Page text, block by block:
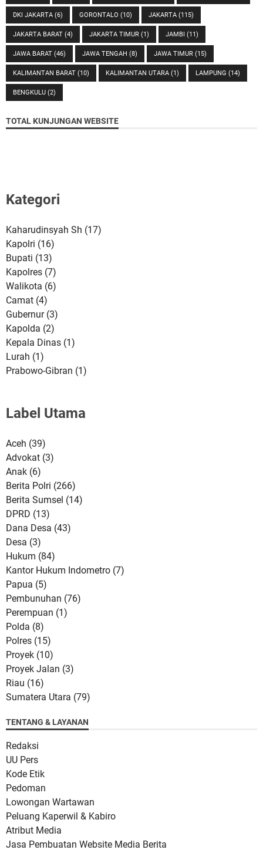
DKI JAKARTA (6) GORONTALO (10) JAKARTA (115)
JAKARTA BARAT (4) JAKARTA TIMUR (1) JAMBI (11)
JAWA BARAT (46) JAWA TENGAH (8) JAWA TIMUR (15)
KALIMANTAN BARAT (10) KALIMANTAN UTARA (1) LAMPUNG (14)
BENGKULU (2)
TOTAL KUNJUNGAN WEBSITE
Kategori
Kaharudinsyah Sh (17)
Kapolri (16)
Bupati (13)
Kapolres (7)
Walikota (6)
Camat (4)
Gubernur (3)
Kapolda (2)
Kepala Dinas (1)
Lurah (1)
Prabowo-Gibran (1)
Label Utama
Aceh (39)
Advokat (3)
Anak (6)
Berita Polri (266)
Berita Sumsel (14)
DPRD (13)
Dana Desa (43)
Desa (3)
Hukum (84)
Kantor Hukum Indometro (7)
Papua (5)
Pembunuhan (76)
Perempuan (1)
Polda (8)
Polres (15)
Proyek (10)
Proyek Jalan (3)
Riau (16)
Sumatera Utara (79)
TENTANG & LAYANAN
Redaksi
UU Pers
Kode Etik
Pedoman
Lowongan Wartawan
Peluang Kaperwil & Kabiro
Atribut Media
Jasa Pembuatan Website Media Berita